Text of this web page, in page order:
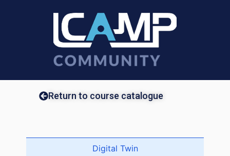
Return to course catalogue
Digital Twin